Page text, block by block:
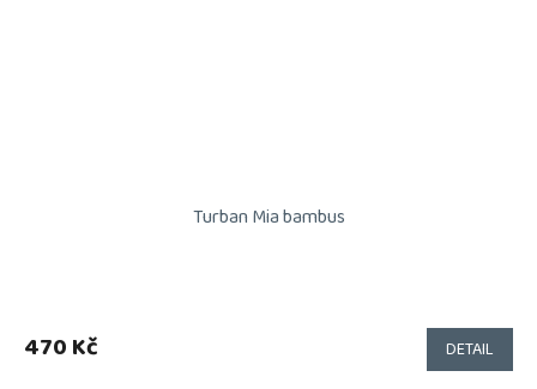
Turban Mia bambus
470 Kč DETAIL